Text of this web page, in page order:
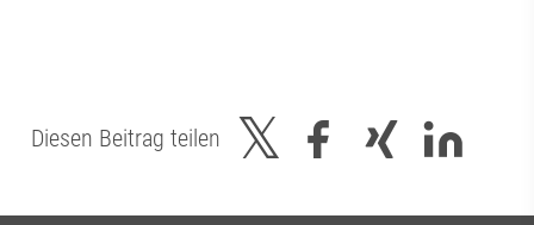
Diesen Beitrag teilen